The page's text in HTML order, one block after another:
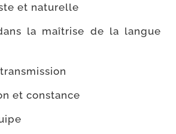
et naturelle
la maî­trise de la langue
et constance